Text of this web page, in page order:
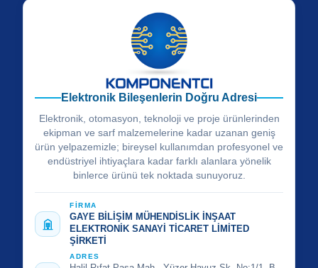
Elektronik Bileşenlerin Doğru Adresi
Elektronik, otomasyon, teknoloji ve proje ürünlerinden
ekipman ve sarf malzemelerine kadar uzanan geniş
ürün yelpazemizle; bireysel kullanımdan profesyonel ve
endüstriyel ihtiyaçlara kadar farklı alanlara yönelik
binlerce ürünü tek noktada sunuyoruz.
FİRMA
GAYE BİLİŞİM MÜHENDİSLİK İNŞAAT
ELEKTRONİK SANAYİ TİCARET LİMİTED
ŞİRKETİ
ADRES